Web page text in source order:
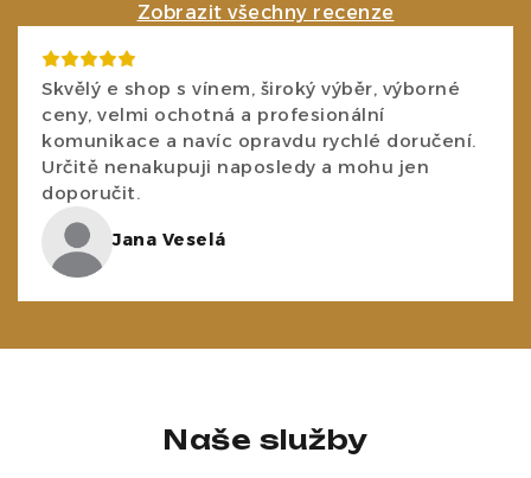
Zobrazit všechny recenze
Skvělý e shop s vínem, široký výběr, výborné
ceny, velmi ochotná a profesionální
komunikace a navíc opravdu rychlé doručení.
Určitě nenakupuji naposledy a mohu jen
doporučit.
Jana Veselá
Naše služby